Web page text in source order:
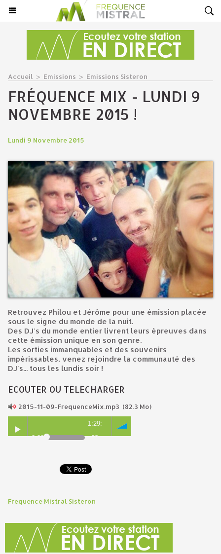
Accueil > Emissions > Emissions Sisteron
FRÉQUENCE MIX - LUNDI 9
NOVEMBRE 2015 !
Lundi 9 Novembre 2015
Retrouvez Philou et Jérôme pour une émission placée
sous le signe du monde de la nuit.
Des DJ's du monde entier livrent leurs épreuves dans
cette émission unique en son genre.
Les sorties immanquables et des souvenirs
impérissables, venez rejoindre la communauté des
DJ's... tous les lundis soir !
ECOUTER OU TELECHARGER
2015-11-09-FrequenceMix.mp3 (82.3 Mo)
0:00
1:29:
53
Frequence Mistral Sisteron